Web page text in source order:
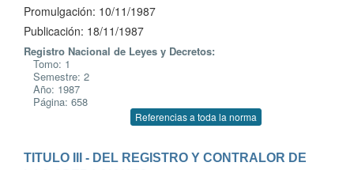
Promulgación: 10/11/1987
Publicación: 18/11/1987
Registro Nacional de Leyes y Decretos:
Tomo: 1
Semestre: 2
Año: 1987
Página: 658
Referencias a toda la norma
TITULO III - DEL REGISTRO Y CONTRALOR DE